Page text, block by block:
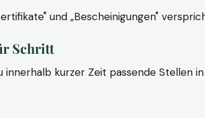
und „Bescheinigungen"
Schritt
innerhalb kurzer Zeit passende